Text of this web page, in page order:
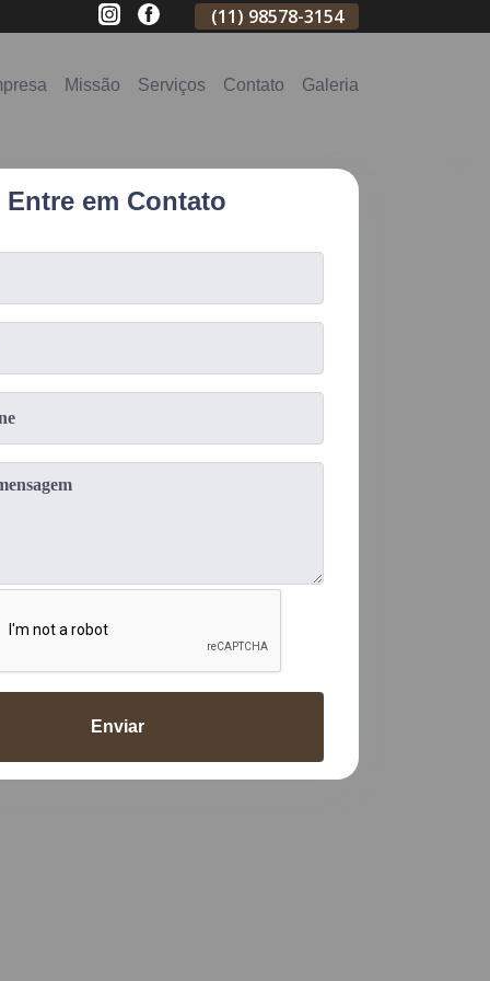
2796-3704 (11) 98578-3154
Missão Serviços Contato Galeria
Entre em Contato
Enviar